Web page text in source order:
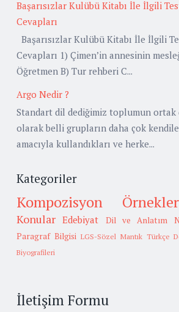
Başarısızlar Kulübü Kitabı İle İlgili
Cevapları
Başarısızlar Kulübü Kitabı İle İlgili
Cevapları 1) Çimen’in annesinin
Öğretmen B) Tur rehberi C...
Argo Nedir ?
Standart dil dediğimiz toplumun ortak
olarak belli grupların daha çok
amacıyla kullandıkları ve herke...
Kategoriler
Kompozisyon
Konular Edebiyat Dil ve Anlatım
Paragraf Bilgisi LGS-Sözel Mantık Türkçe
Biyografileri
İletişim Formu